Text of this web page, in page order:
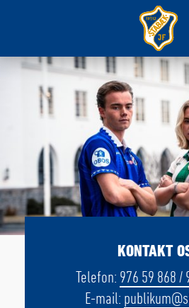
KONTAKT
Telefon: 976 59 868 /
E-mail: